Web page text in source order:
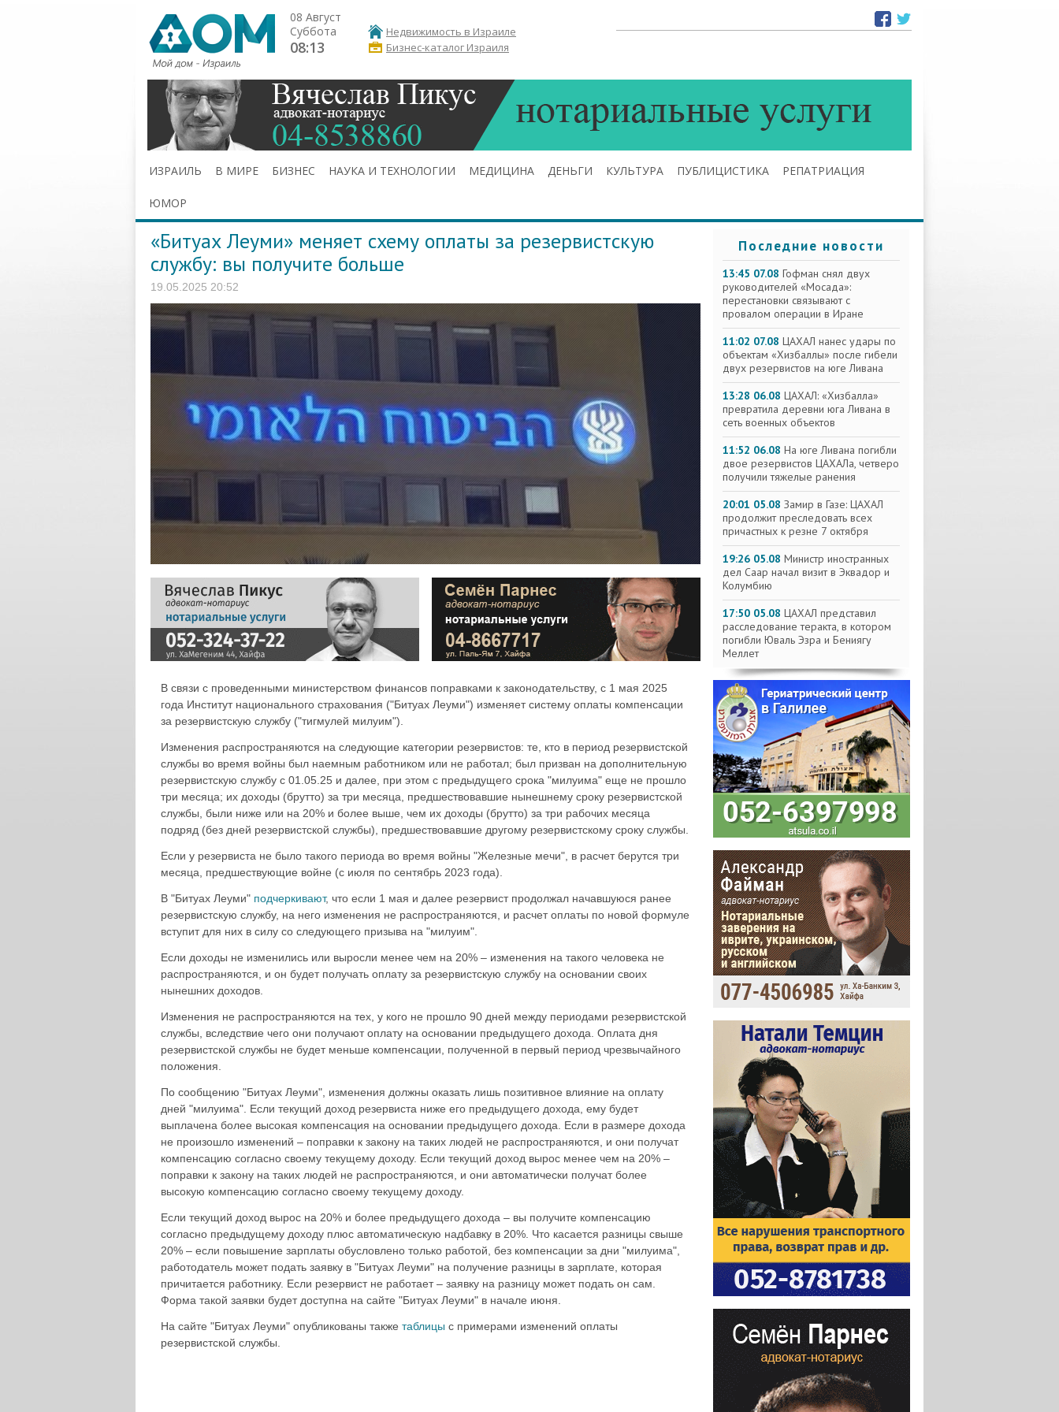
08 Август
Суббота
08:13
Недвижимость в Израиле
Бизнес-каталог Израиля
ИЗРАИЛЬ В МИРЕ БИЗНЕС НАУКА И ТЕХНОЛОГИИ МЕДИЦИНА ДЕНЬГИ КУЛЬТУРА ПУБЛИЦИСТИКА РЕПАТРИАЦИЯ
ЮМОР
«Битуах Леуми» меняет схему оплаты за резервистскую
службу: вы получите больше
19.05.2025 20:52
В связи с проведенными министерством финансов поправками к законодательству, с 1 мая 2025
года Институт национального страхования ("Битуах Леуми") изменяет систему оплаты компенсации
за резервистскую службу ("тигмулей милуим").
Изменения распространяются на следующие категории резервистов: те, кто в период резервистской
службы во время войны был наемным работником или не работал; был призван на дополнительную
резервистскую службу с 01.05.25 и далее, при этом с предыдущего срока "милуима" еще не прошло
три месяца; их доходы (брутто) за три месяца, предшествовавшие нынешнему сроку резервистской
службы, были ниже или на 20% и более выше, чем их доходы (брутто) за три рабочих месяца
подряд (без дней резервистской службы), предшествовавшие другому резервистскому сроку службы.
Если у резервиста не было такого периода во время войны "Железные мечи", в расчет берутся три
месяца, предшествующие войне (с июля по сентябрь 2023 года).
В "Битуах Леуми" подчеркивают, что если 1 мая и далее резервист продолжал начавшуюся ранее
резервистскую службу, на него изменения не распространяются, и расчет оплаты по новой формуле
вступит для них в силу со следующего призыва на "милуим".
Если доходы не изменились или выросли менее чем на 20% – изменения на такого человека не
распространяются, и он будет получать оплату за резервистскую службу на основании своих
нынешних доходов.
Изменения не распространяются на тех, у кого не прошло 90 дней между периодами резервистской
службы, вследствие чего они получают оплату на основании предыдущего дохода. Оплата дня
резервистской службы не будет меньше компенсации, полученной в первый период чрезвычайного
положения.
По сообщению "Битуах Леуми", изменения должны оказать лишь позитивное влияние на оплату
дней "милуима". Если текущий доход резервиста ниже его предыдущего дохода, ему будет
выплачена более высокая компенсация на основании предыдущего дохода. Если в размере дохода
не произошло изменений – поправки к закону на таких людей не распространяются, и они получат
компенсацию согласно своему текущему доходу. Если текущий доход вырос менее чем на 20% –
поправки к закону на таких людей не распространяются, и они автоматически получат более
высокую компенсацию согласно своему текущему доходу.
Если текущий доход вырос на 20% и более предыдущего дохода – вы получите компенсацию
согласно предыдущему доходу плюс автоматическую надбавку в 20%. Что касается разницы свыше
20% – если повышение зарплаты обусловлено только работой, без компенсации за дни "милуима",
работодатель может подать заявку в "Битуах Леуми" на получение разницы в зарплате, которая
причитается работнику. Если резервист не работает – заявку на разницу может подать он сам.
Форма такой заявки будет доступна на сайте "Битуах Леуми" в начале июня.
На сайте "Битуах Леуми" опубликованы также таблицы с примерами изменений оплаты
резервистской службы.
Последние новости
13:45 07.08 Гофман снял двух
руководителей «Мосада»:
перестановки связывают с
провалом операции в Иране
11:02 07.08 ЦАХАЛ нанес удары по
объектам «Хизбаллы» после гибели
двух резервистов на юге Ливана
13:28 06.08 ЦАХАЛ: «Хизбалла»
превратила деревни юга Ливана в
сеть военных объектов
11:52 06.08 На юге Ливана погибли
двое резервистов ЦАХАЛа, четверо
получили тяжелые ранения
20:01 05.08 Замир в Газе: ЦАХАЛ
продолжит преследовать всех
причастных к резне 7 октября
19:26 05.08 Министр иностранных
дел Саар начал визит в Эквадор и
Колумбию
17:50 05.08 ЦАХАЛ представил
расследование теракта, в котором
погибли Юваль Эзра и Бениягу
Меллет